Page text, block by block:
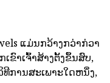
ແມ່ນກວ້າງກວ່າກ່ວາ
ຂົາເຈົ້າສ້າງຕັ້ງຂຶ້ນສົບ,
ການສະເພາະໃດຫນຶ່ງ,